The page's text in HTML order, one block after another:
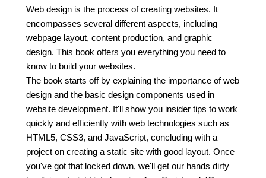
Web design is the process of creating websites. It
encompasses several different aspects, including
webpage layout, content production, and graphic
design. This book offers you everything you need to
know to build your websites.
The book starts off by explaining the importance of web
design and the basic design components used in
website development. It'll show you insider tips to work
quickly and efficiently with web technologies such as
HTML5, CSS3, and JavaScript, concluding with a
project on creating a static site with good layout. Once
you've got that locked down, we'll get our hands dirty